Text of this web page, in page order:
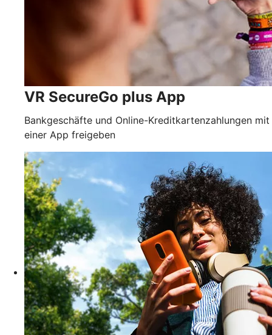
VR SecureGo plus App
Bankgeschäfte und Online-Kreditkartenzahlungen mit
einer App freigeben